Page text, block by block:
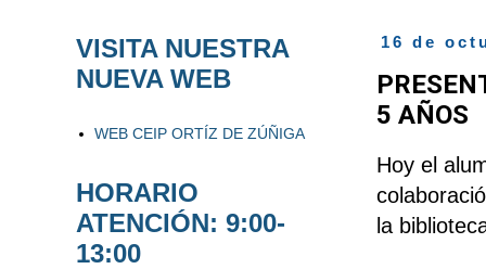
16 de
5 AÑOS
Hoy el
la
VISITA NUESTRA
NUEVA WEB
WEB CEIP ORTÍZ DE ZÚÑIGA
HORARIO
ATENCIÓN: 9:00-
13:00